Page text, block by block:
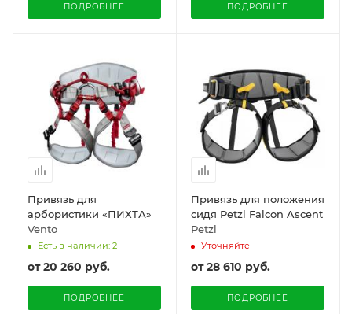
ПОДРОБНЕЕ ПОДРОБНЕЕ
Привязь для
арбористики «ПИХТА»
Vento
Есть в наличии: 2
от20 260 руб.
ПОДРОБНЕЕ
Привязь для положения
сидя Petzl Falcon Ascent
Petzl
Уточняйте
от28 610 руб.
ПОДРОБНЕЕ